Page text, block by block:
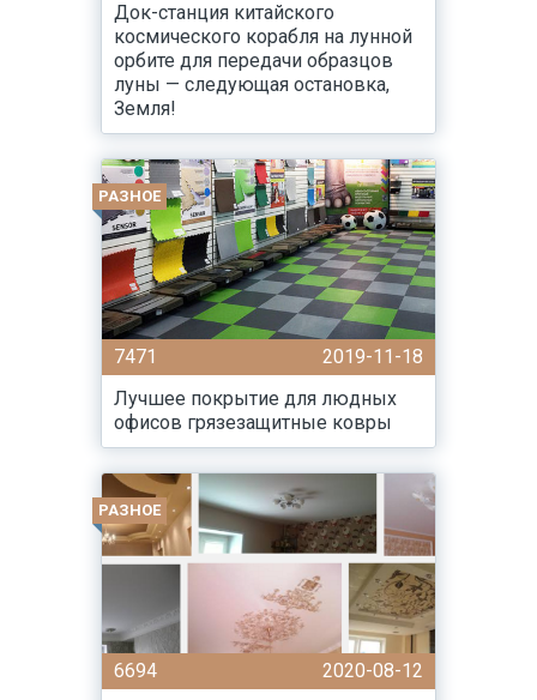
Док-станция китайского
космического корабля на лунной
орбите для передачи образцов
луны — следующая остановка,
Земля!
РАЗНОЕ
7471
2019-11-18
Лучшее покрытие для людных
офисов грязезащитные ковры
РАЗНОЕ
6694
2020-08-12